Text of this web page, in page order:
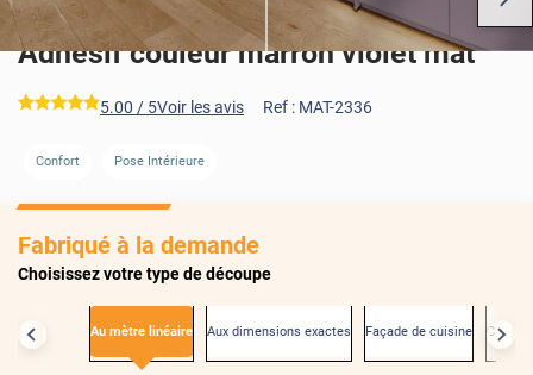
AVANT
Adhésif couleur marron violet mat
*****
5.00 / 5Voir les avis Ref : MAT-2336
Confort Pose Intérieure
Fabriqué à la demande
Choisissez votre type de découpe
Au mètre linéaire Aux dimensions exactes Façade de cuisine